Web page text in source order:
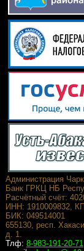
Администрация
Банк ГРКЦ НБ
Расчётный счёт:
ИНН: 1910009832,
БИК: 049514001
655130, респ.
д. 1.
Тлф: 8-983-191-20-71